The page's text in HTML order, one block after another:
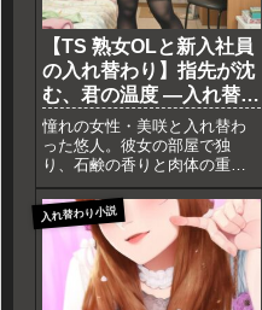
【TS 熟女OLと新入社員
の入れ替わり】指先が沈
む、君の温度 ―入れ替わ
りから始まる肉体探求―
憧れの女性・美咲と入れ替わ
った悠人。彼女の部屋で独
り、石鹸の香りと肉体の重み
に翻弄される。ブラウスを脱
ぎ捨て、露わになる豊満な曲
線。さらにクローゼットで見
つけたセーラー服に、熟れた
肉体を無理やり押し込んでい
き……。圧倒的な質感描写で
贈る、背徳のTSストーリー。
入れ替わり小説